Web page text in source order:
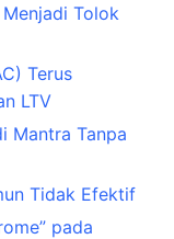
Tolok
Terus
LTV
Mantra Tanpa
Tidak Efektif
pada